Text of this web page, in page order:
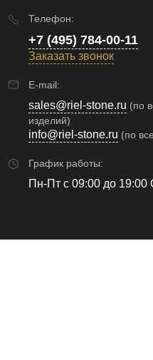
Телефон:
+7 (495) 784-00-11
Заказать звонок
E-mail:
sales@riel-stone.ru (по
изделий)
info@riel-stone.ru (по
График работы:
Пн-Пт с 09:00 до